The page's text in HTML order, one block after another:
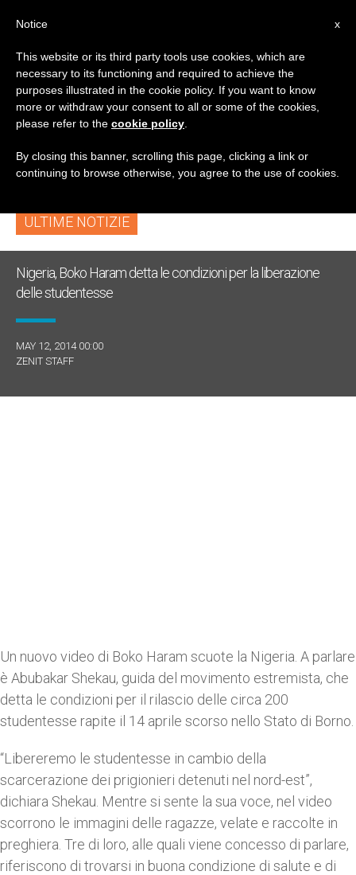
TAG
Posts Tagged
‘convertiti’
ULTIME NOTIZIE
Nigeria, Boko Haram detta le condizioni per la liberazione
delle studentesse
MAY 12, 2014 00:00
ZENIT STAFF
Un nuovo video di Boko Haram scuote la Nigeria. A parlare
è Abubakar Shekau, guida del movimento estremista, che
detta le condizioni per il rilascio delle circa 200
studentesse rapite il 14 aprile scorso nello Stato di Borno.
“Libereremo le studentesse in cambio della
scarcerazione dei prigionieri detenuti nel nord-est”,
dichiara Shekau. Mentre si sente la sua voce, nel video
scorrono le immagini delle ragazze, velate e raccolte in
preghiera. Tre di loro, alle quali viene concesso di parlare,
riferiscono di trovarsi in buona condizione di salute e di
x
Notice
This website or its third party tools use cookies, which are
necessary to its functioning and required to achieve the
purposes illustrated in the cookie policy. If you want to know
more or withdraw your consent to all or some of the cookies,
please refer to the cookie policy
By closing this banner, scrolling this page, clicking a link or
continuing to browse otherwise, you agree to the use of cookies.